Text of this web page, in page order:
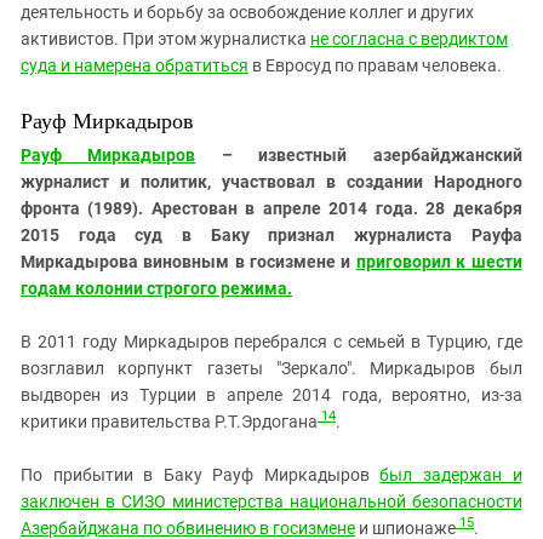
деятельность и борьбу за освобождение коллег и других
активистов. При этом журналистка не согласна с вердиктом
суда и намерена обратиться в Евросуд по правам человека.
Рауф Миркадыров
Рауф Миркадыров – известный азербайджанский
журналист и политик, участвовал в создании Народного
фронта (1989). Арестован в апреле 2014 года. 28 декабря
2015 года суд в Баку признал журналиста Рауфа
Миркадырова виновным в госизмене и приговорил к шести
годам колонии строгого режима.
В 2011 году Миркадыров перебрался с семьей в Турцию, где
возглавил корпункт газеты "Зеркало". Миркадыров был
выдворен из Турции в апреле 2014 года, вероятно, из-за
критики правительства Р.Т.Эрдогана 14.
По прибытии в Баку Рауф Миркадыровбыл задержан и
заключен в СИЗО министерства национальной безопасности
Азербайджана по обвинению в госизмене и шпионаже 15.